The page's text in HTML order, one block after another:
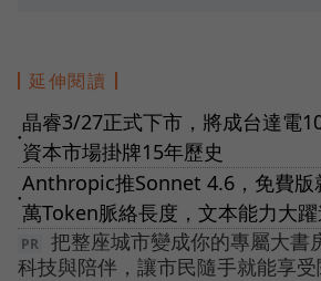
延伸閱讀
●
晶睿3/27正式下市，將成台達電
資本市場掛牌15年歷史
●
Anthropic推Sonnet 4.6，免費版
萬Token脈絡長度，文本能力大躍
把整座城市變成你的專屬大書
科技與陪伴，讓市民隨手就能享